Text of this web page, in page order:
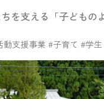
を支える「子どもの
動支援事業 子育て 学生